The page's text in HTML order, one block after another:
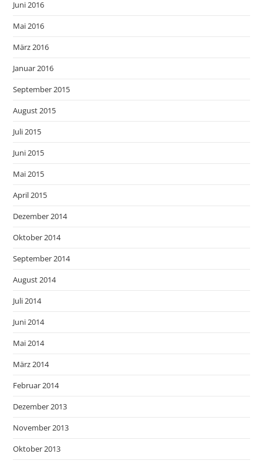
Juni 2016
Mai 2016
März 2016
Januar 2016
September 2015
August 2015
Juli 2015
Juni 2015
Mai 2015
April 2015
Dezember 2014
Oktober 2014
September 2014
August 2014
Juli 2014
Juni 2014
Mai 2014
März 2014
Februar 2014
Dezember 2013
November 2013
Oktober 2013